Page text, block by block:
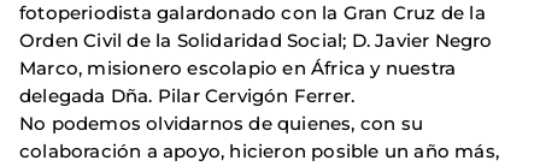
fotoperiodista galardonado con la Gran Cruz de la
Orden Civil de la Solidaridad Social; D. Javier Negro
Marco, misionero escolapio en África y nuestra
delegada Dña. Pilar Cervigón Ferrer.
No podemos olvidarnos de quienes, con su
colaboración a apoyo, hicieron posible un año más,